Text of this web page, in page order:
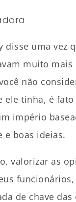
disse uma vez
muito
não
ele tinha, é
império
e boas ideias.
valorizar as
de chave das